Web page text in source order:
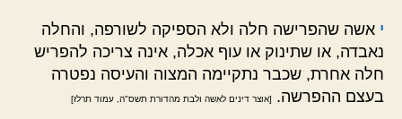
י אשה שהפרישה חלה ולא הספיקה לשורפה, והחלה
נאבדה, או שתינוק או עוף אכלה, אינה צריכה להפריש
חלה אחרת, שכבר נתקיימה המצוה והעיסה נפטרה
בעצם ההפרשה.
[אוצר דינים לאשה ולבת מהדורת תשס"ה, עמוד תרלז]